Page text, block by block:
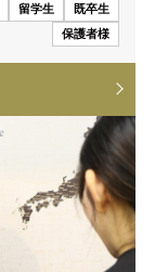
留学生
既卒生
保護者様